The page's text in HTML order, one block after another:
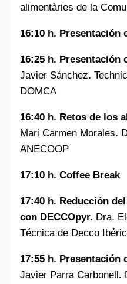
alimentàries de la
16:10 h. Presentación
16:25 h. Presentación
Javier Sánchez.
DOMCA
16:40 h. Retos de los
Mari Carmen Morales.
ANECOOP
17:10 h. Coffee Break
17:40 h. Reducción
con DECCOpyr. Dra.
Técnica de Decco
17:55 h. Presentación
Javier Parra Carbonell .